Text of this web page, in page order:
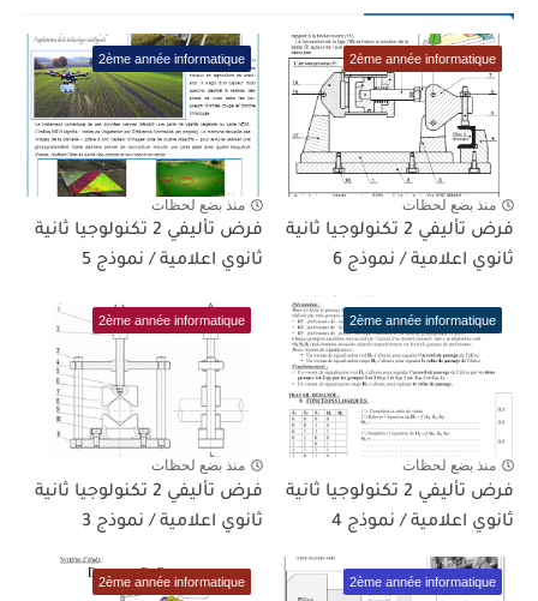
2ème année informatique
منذ بضع لحظات
فرض تأليفي 2 تكنولوجيا ثانية
ثانوي اعلامية / نموذج 6
2ème année informatique
منذ بضع لحظات
فرض تأليفي 2 تكنولوجيا ثانية
ثانوي اعلامية / نموذج 5
2ème année informatique
منذ بضع لحظات
فرض تأليفي 2 تكنولوجيا ثانية
ثانوي اعلامية / نموذج 4
2ème année informatique
منذ بضع لحظات
فرض تأليفي 2 تكنولوجيا ثانية
ثانوي اعلامية / نموذج 3
2ème année informatique
2ème année informatique